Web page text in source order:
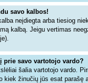
savo kalbos!
neįdiegta arba tiesiog
kalbą. Jeigu vertimas
prie savo vartotojo vardo?
šalia vartotojo vardo.
kiek žinučių jūs esat